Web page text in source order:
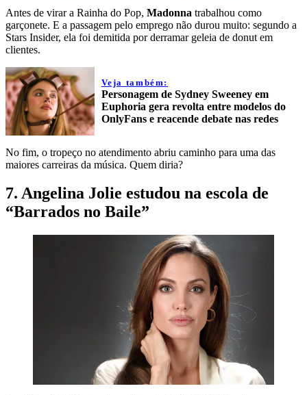
Antes de virar a Rainha do Pop, Madonna trabalhou como
garçonete. E a passagem pelo emprego não durou muito: segundo a
Stars Insider, ela foi demitida por derramar geleia de donut em
clientes.
Veja também:
Personagem de Sydney Sweeney em
Euphoria gera revolta entre modelos do
OnlyFans e reacende debate nas redes
No fim, o tropeço no atendimento abriu caminho para uma das
maiores carreiras da música. Quem diria?
7. Angelina Jolie estudou na escola de
“Barrados no Baile”